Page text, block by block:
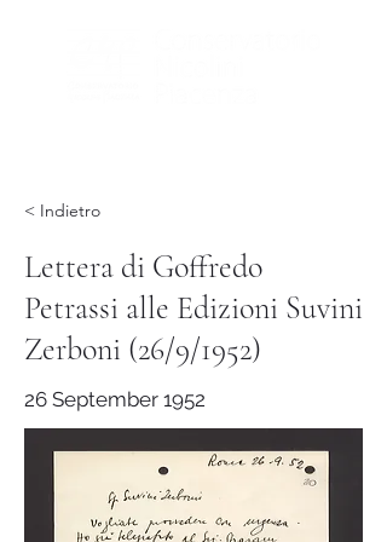
< Indietro
Lettera di Goffredo
Petrassi alle Edizioni Suvini
Zerboni (26/9/1952)
26 September 1952